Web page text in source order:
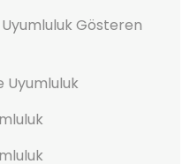
Gösteren
Uyumluluk